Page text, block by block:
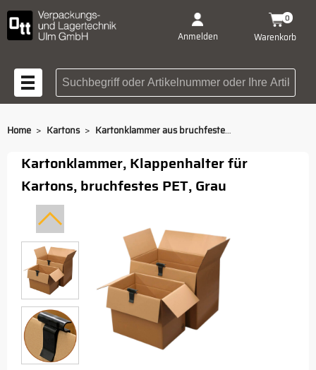
Anmelden Warenkorb
0
Suchbegriff oder
Home > Kartons > Kartonklammer aus bruchfestem PET
Kartonklammer, Klappenhalter für
Kartons, bruchfestes PET, Grau